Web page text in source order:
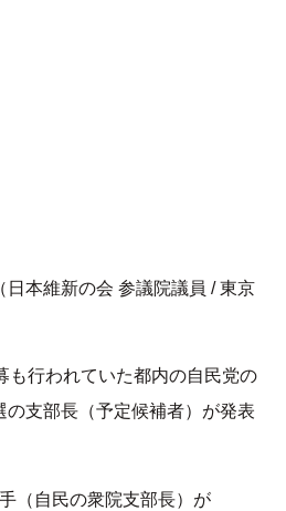
日本維新の会 参議院議員 / 東京
も行われていた都内の自民党の
の支部長（予定候補者）が発表
（自民の衆院支部長）が